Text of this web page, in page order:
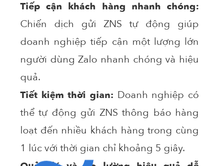
Tiếp cận khách hàng nhanh chóng:
Chiến dịch gửi ZNS tự động giúp
doanh nghiệp tiếp cận một lượng lớn
người dùng Zalo nhanh chóng và hiệu
quả.
Tiết kiệm thời gian: Doanh nghiệp có
thể tự động gửi ZNS thông báo hàng
loạt đến nhiều khách hàng trong cùng
1 lúc với thời gian chỉ khoảng 5 giây.